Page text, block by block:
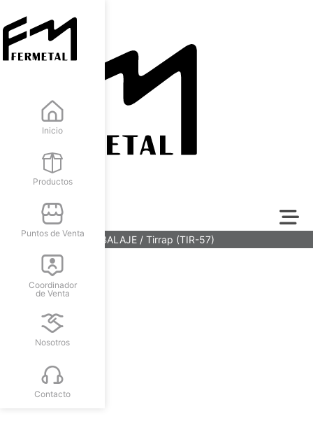
Inicio
Productos
Puntos de Venta
Coordinador
de Venta
Nosotros
Contacto
Inicio/TIRRAP/ EMBALAJE / Tirrap (TIR-57)